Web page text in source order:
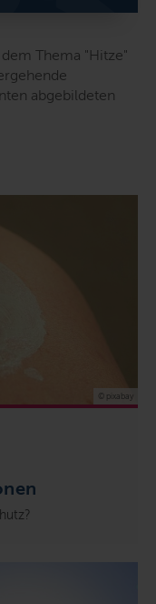
Thema "Hitze"
abgebildeten
© pixabay